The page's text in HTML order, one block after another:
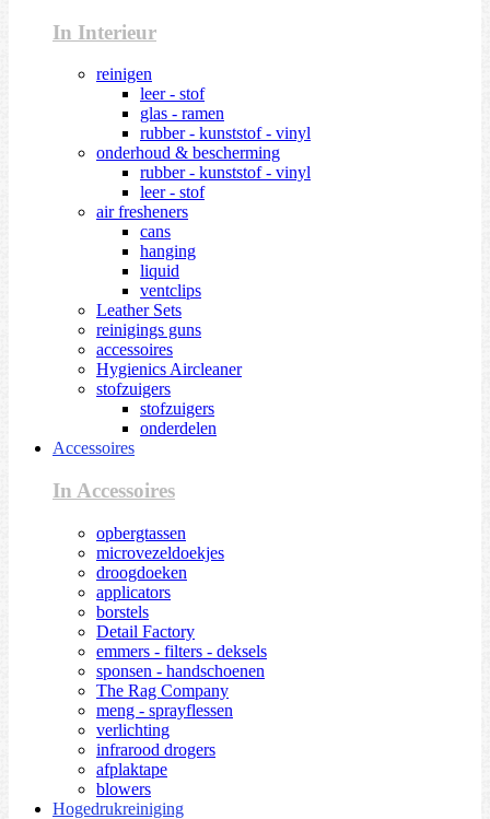
In Interieur
reinigen
leer - stof
glas - ramen
rubber - kunststof - vinyl
onderhoud & bescherming
rubber - kunststof - vinyl
leer - stof
air fresheners
cans
hanging
liquid
ventclips
Leather Sets
reinigings guns
accessoires
Hygienics Aircleaner
stofzuigers
stofzuigers
onderdelen
Accessoires
In Accessoires
opbergtassen
microvezeldoekjes
droogdoeken
applicators
borstels
Detail Factory
emmers - filters - deksels
sponsen - handschoenen
The Rag Company
meng - sprayflessen
verlichting
infrarood drogers
afplaktape
blowers
Hogedrukreiniging